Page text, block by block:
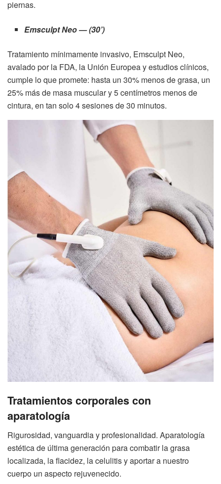
piernas.
Emsculpt Neo — (30’)
Tratamiento mínimamente invasivo, Emsculpt Neo,
avalado por la FDA, la Unión Europea y estudios clínicos,
cumple lo que promete: hasta un 30% menos de grasa, un
25% más de masa muscular y 5 centímetros menos de
cintura, en tan solo 4 sesiones de 30 minutos.
Tratamientos corporales con
aparatología
Rigurosidad, vanguardia y profesionalidad. Aparatología
estética de última generación para combatir la grasa
localizada, la flacidez, la celulitis y aportar a nuestro
cuerpo un aspecto rejuvenecido.